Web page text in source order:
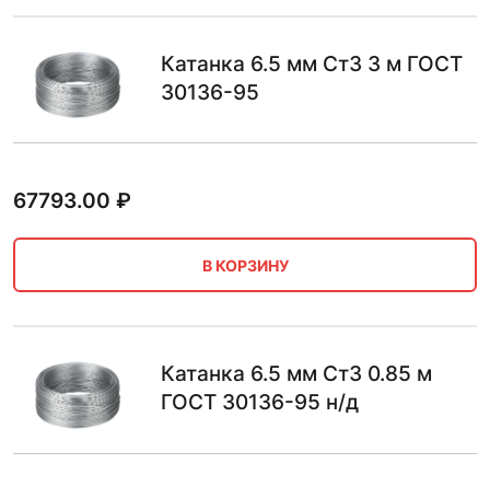
Катанка 6.5 мм Ст3 3 м ГОСТ
30136-95
67793.00 ₽
В КОРЗИНУ
Катанка 6.5 мм Ст3 0.85 м
ГОСТ 30136-95 н/д